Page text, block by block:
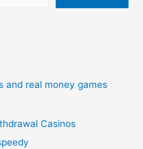
and real money games
Casinos